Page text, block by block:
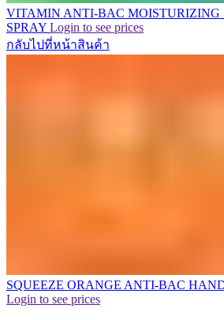
VITAMIN ANTI-BAC MOISTURIZING
SPRAY Login to see prices
กลับไปที่หน้าสินค้า
SQUEEZE ORANGE ANTI-BAC
Login to see prices